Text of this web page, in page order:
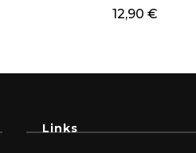
12,90€
Links